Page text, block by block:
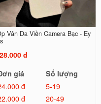
Vân Da Viền Camera Bạc - Ey
28.000 đ
giá
Số lượng
đ
5-19
đ
20-49